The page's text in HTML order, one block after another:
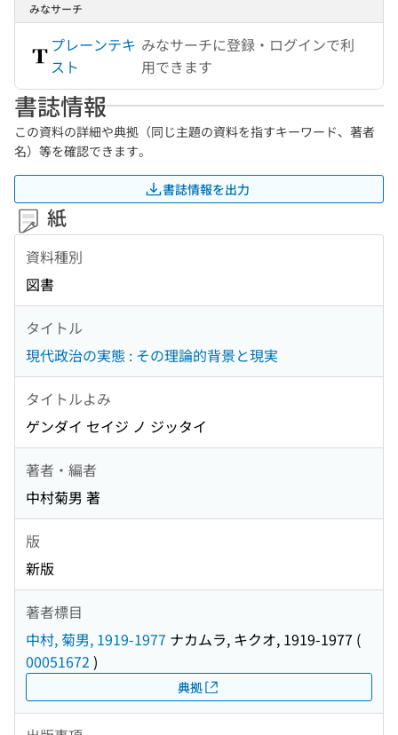
みなサーチ
プレーンテキ
スト
みなサーチに登録・ログインで利
用できます
書誌情報
この資料の詳細や典拠（同じ主題の資料を指すキーワード、著者
名）等を確認できます。
書誌情報を出力
紙
資料種別
図書
タイトル
現代政治の実態 : その理論的背景と現実
タイトルよみ
ゲンダイ セイジ ノ ジッタイ
著者・編者
中村菊男 著
版
新版
著者標目
中村, 菊男, 1919-1977 ナカムラ, キクオ, 1919-1977 (
00051672 )
典拠